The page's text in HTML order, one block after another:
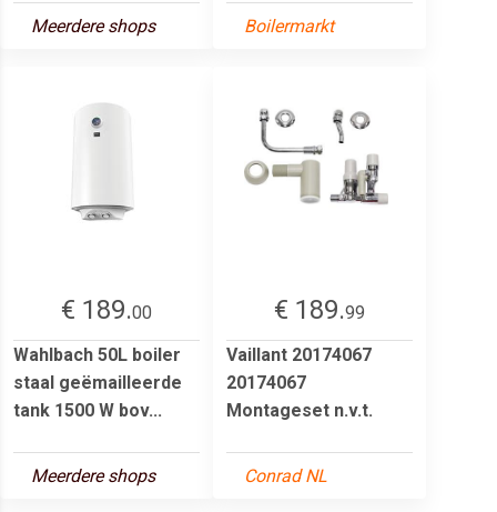
Meerdere shops
Boilermarkt
€ 189.00
Wahlbach 50L boiler
staal geëmailleerde
tank 1500 W bov...
Meerdere shops
€ 189.99
Vaillant 20174067
20174067
Montageset n.v.t.
Conrad NL